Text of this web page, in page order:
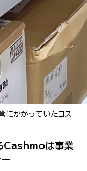
にかかっていたコス
Cashmoは事業